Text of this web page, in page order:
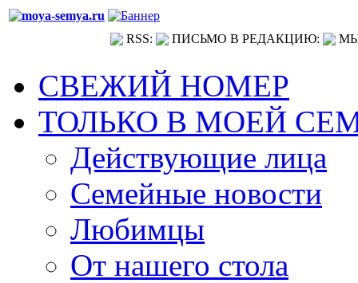
RSS: ПИСЬМО В РЕДАКЦИЮ:
СВЕЖИЙ НОМЕР
ТОЛЬКО В МОЕЙ
Действующие лица
Семейные новости
Любимцы
От нашего стола